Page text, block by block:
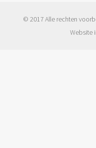
© 2017 Alle rechten
Website